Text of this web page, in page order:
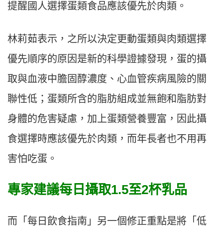
提醒國人選擇蛋類食品應該優先於肉類。
林莉茹表示，之所以決定更動蛋類與肉類選擇
優先順序的原因是新的科學證據發現，蛋的攝
取與血液中膽固醇濃度、心血管疾病風險的關
聯性低；蛋類所含的脂肪組成並無飽和脂肪對
身體的危害疑慮，加上蛋類營養豐富，因此攝
食選擇時應該優先於肉類，而年長者也不用再
害怕吃蛋。
專家建議每日攝取1.5至2杯乳品
而「每日飲食指南」另一個修正重點是將「低